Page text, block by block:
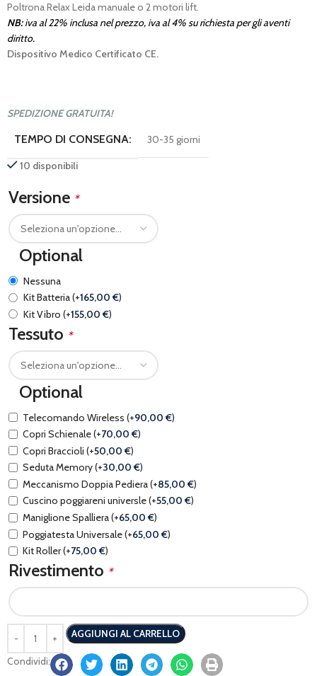
Poltrona Relax Leida manuale o 2 motori lift.
NB:iva al 22% inclusa nel prezzo, iva al 4% su richiesta per gli aventi
diritto.
Dispositivo Medico Certificato CE.
SPEDIZIONE GRATUITA!
TEMPO DI CONSEGNA: 30-35 giorni
10 disponibili
Versione *
Optional
Nessuna
Kit Batteria(+165,00€)
Kit Vibro (+155,00€)
Tessuto *
Optional
Telecomando Wireless (+90,00€)
Copri Schienale(+70,00€)
Copri Braccioli (+50,00€)
Seduta Memory(+30,00€)
Meccanismo Doppia Pediera(+85,00€)
Cuscino poggiareni universle(+55,00€)
Maniglione Spalliera(+65,00€)
Poggiatesta Universale(+65,00€)
Kit Roller(+75,00€)
Rivestimento *
AGGIUNGI AL CARRELLO
Condividi: